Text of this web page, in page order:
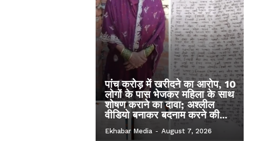
पांच करोड़ में खरीदने का आरोप, 10
लोगों के पास भेजकर महिला के साथ
शोषण कराने का दावा; अश्लील
वीडियो बनाकर बदनाम करने की...
Ekhabar Media - August 7, 2026